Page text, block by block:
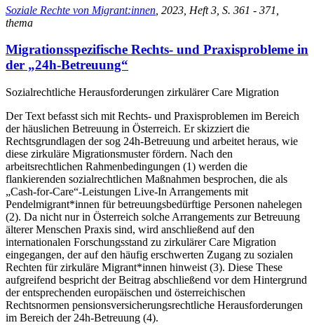
Soziale Rechte von Migrant:innen , 2023, Heft 3, S. 361 - 371,
thema
Migrationsspezifische Rechts- und Praxisprobleme in
der „24h-Betreuung“
Sozialrechtliche Herausforderungen zirkulärer Care Migration
Der Text befasst sich mit Rechts- und Praxisproblemen im Bereich
der häuslichen Betreuung in Österreich. Er skizziert die
Rechtsgrundlagen der sog 24h-Betreuung und arbeitet heraus, wie
diese zirkuläre Migrationsmuster fördern. Nach den
arbeitsrechtlichen Rahmenbedingungen (1) werden die
flankierenden sozialrechtlichen Maßnahmen besprochen, die als
„Cash-for-Care“-Leistungen Live-In Arrangements mit
Pendelmigrant*innen für betreuungsbedürftige Personen nahelegen
(2). Da nicht nur in Österreich solche Arrangements zur Betreuung
älterer Menschen Praxis sind, wird anschließend auf den
internationalen Forschungsstand zu zirkulärer Care Migration
eingegangen, der auf den häufig erschwerten Zugang zu sozialen
Rechten für zirkuläre Migrant*innen hinweist (3). Diese These
aufgreifend bespricht der Beitrag abschließend vor dem Hintergrund
der entsprechenden europäischen und österreichischen
Rechtsnormen pensionsversicherungsrechtliche Herausforderungen
im Bereich der 24h-Betreuung (4).